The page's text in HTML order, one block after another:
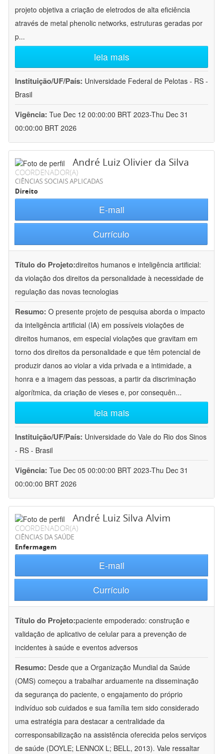
projeto objetiva a criação de eletrodos de alta eficiência
através de metal phenolic networks, estruturas geradas por
p...
leia mais
Instituição/UF/País: Universidade Federal de Pelotas - RS -
Brasil
Vigência: Tue Dec 12 00:00:00 BRT 2023-Thu Dec 31
00:00:00 BRT 2026
André Luiz Olivier da Silva
COORDENADOR(A)
CIÊNCIAS SOCIAIS APLICADAS
Direito
E-mail
Currículo
Título do Projeto:direitos humanos e inteligência artificial:
da violação dos direitos da personalidade à necessidade de
regulação das novas tecnologias
Resumo: O presente projeto de pesquisa aborda o impacto
da inteligência artificial (IA) em possíveis violações de
direitos humanos, em especial violações que gravitam em
torno dos direitos da personalidade e que têm potencial de
produzir danos ao violar a vida privada e a intimidade, a
honra e a imagem das pessoas, a partir da discriminação
algorítmica, da criação de vieses e, por consequên...
leia mais
Instituição/UF/País: Universidade do Vale do Rio dos Sinos
- RS - Brasil
Vigência: Tue Dec 05 00:00:00 BRT 2023-Thu Dec 31
00:00:00 BRT 2026
André Luiz Silva Alvim
COORDENADOR(A)
CIÊNCIAS DA SAÚDE
Enfermagem
E-mail
Currículo
Título do Projeto:paciente empoderado: construção e
validação de aplicativo de celular para a prevenção de
incidentes à saúde e eventos adversos
Resumo: Desde que a Organização Mundial da Saúde
(OMS) começou a trabalhar arduamente na disseminação
da segurança do paciente, o engajamento do próprio
indivíduo sob cuidados e sua família tem sido considerado
uma estratégia para destacar a centralidade da
corresponsabilização na assistência oferecida pelos serviços
de saúde (DOYLE; LENNOX L; BELL, 2013). Vale ressaltar